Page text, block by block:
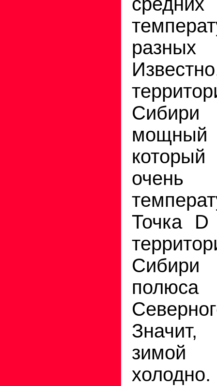
Точка D
холодно.